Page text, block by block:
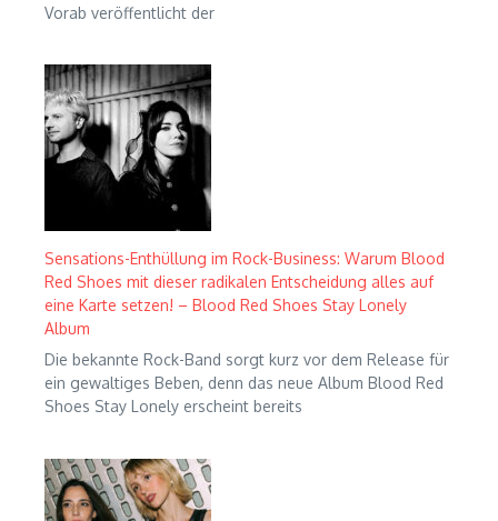
Vorab veröffentlicht der
Sensations-Enthüllung im Rock-Business: Warum Blood
Red Shoes mit dieser radikalen Entscheidung alles auf
eine Karte setzen! – Blood Red Shoes Stay Lonely
Album
Die bekannte Rock-Band sorgt kurz vor dem Release für
ein gewaltiges Beben, denn das neue Album Blood Red
Shoes Stay Lonely erscheint bereits